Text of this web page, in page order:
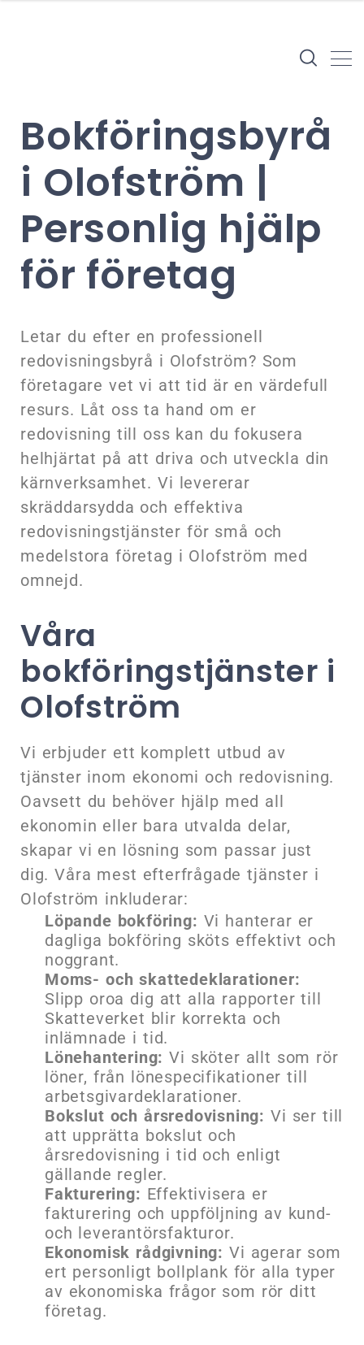
Bokföringsbyrå
i Olofström |
Personlig hjälp
för företag
Letar du efter en professionell
redovisningsbyrå i Olofström? Som
företagare vet vi att tid är en värdefull
resurs. Låt oss ta hand om er
redovisning till oss kan du fokusera
helhjärtat på att driva och utveckla din
kärnverksamhet. Vi levererar
skräddarsydda och effektiva
redovisningstjänster för små och
medelstora företag i Olofström med
omnejd.
Våra
bokföringstjänster i
Olofström
Vi erbjuder ett komplett utbud av
tjänster inom ekonomi och redovisning.
Oavsett du behöver hjälp med all
ekonomin eller bara utvalda delar,
skapar vi en lösning som passar just
dig. Våra mest efterfrågade tjänster i
Olofström inkluderar:
Löpande bokföring: Vi hanterar er
dagliga bokföring sköts effektivt och
noggrant.
Moms- och skattedeklarationer:
Slipp oroa dig att alla rapporter till
Skatteverket blir korrekta och
inlämnade i tid.
Lönehantering: Vi sköter allt som rör
löner, från lönespecifikationer till
arbetsgivardeklarationer.
Bokslut och årsredovisning: Vi ser till
att upprätta bokslut och
årsredovisning i tid och enligt
gällande regler.
Fakturering: Effektivisera er
fakturering och uppföljning av kund-
och leverantörsfakturor.
Ekonomisk rådgivning: Vi agerar som
ert personligt bollplank för alla typer
av ekonomiska frågor som rör ditt
företag.